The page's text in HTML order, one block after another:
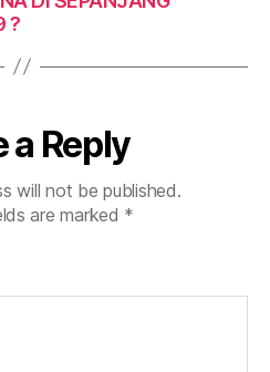
?
a Reply
will not be published.
are marked *